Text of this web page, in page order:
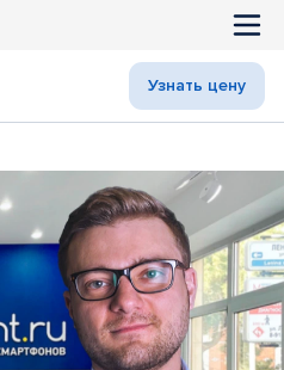
Узнать цену